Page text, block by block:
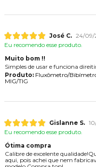
José C. 24/09/
Eu recomendo esse produto.
Muito bom !!
Simples de usar e funciona
Produto:Fluxômetro/
MIG/TIG
Gislanne S.
Eu recomendo esse produto.
Ótima compra
Calibre de excelente
aqui, pois achei que nem